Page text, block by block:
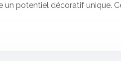
un potentiel décoratif unique.